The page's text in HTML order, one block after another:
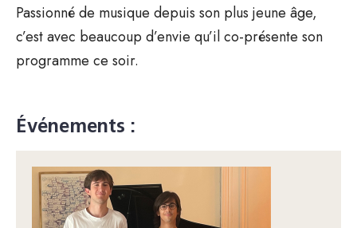
Passionné de musique depuis son plus jeune âge,
c’est avec beaucoup d’envie qu’il co-présente son
programme ce soir.
Événements :